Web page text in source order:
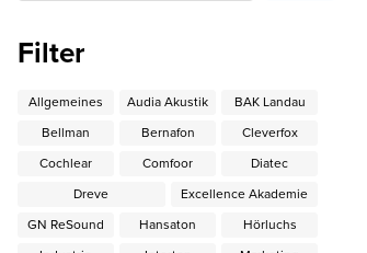
Filter
Allgemeines Audia Akustik
BAK Landau
Bellman
Bernafon
Cleverfox
Cochlear
Comfoor
Diatec
Dreve
Excellence Akademie
GN ReSound
Hansaton
Hörluchs